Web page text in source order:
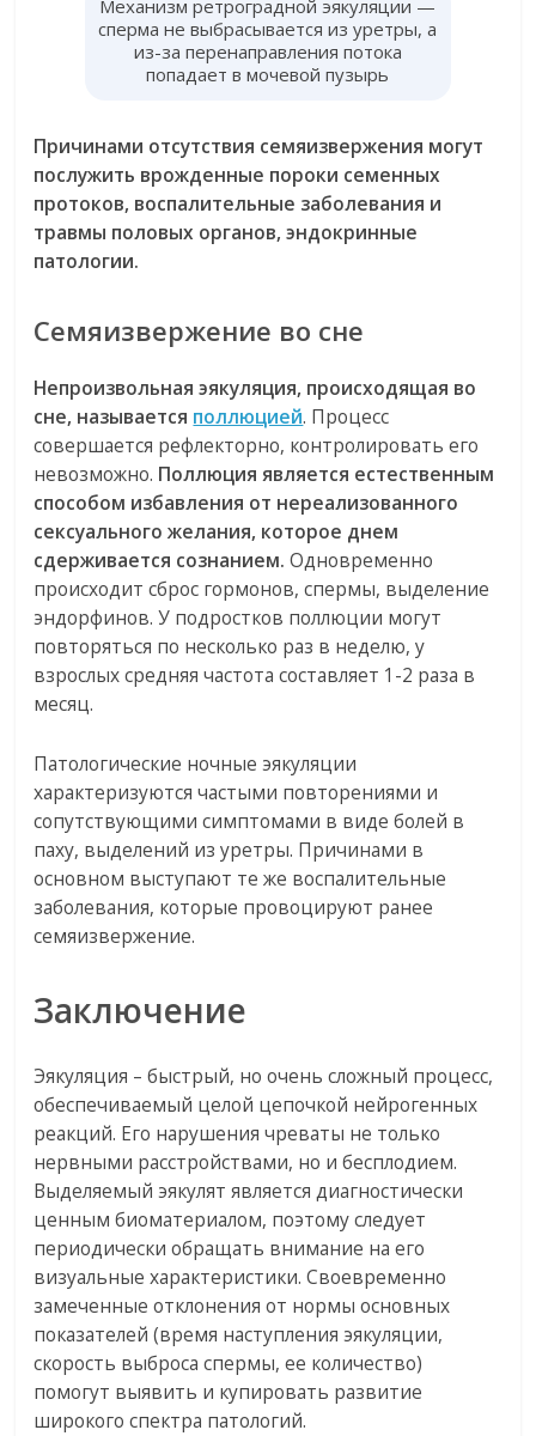
Механизм ретроградной эякуляции —
сперма не выбрасывается из уретры, а
из-за перенаправления потока
попадает в мочевой пузырь
Причинами отсутствия семяизвержения могут
послужить врожденные пороки семенных
протоков, воспалительные заболевания и
травмы половых органов, эндокринные
патологии.
Семяизвержение во сне
Непроизвольная эякуляция, происходящая во
сне, называется поллюцией. Процесс
совершается рефлекторно, контролировать его
невозможно. Поллюция является естественным
способом избавления от нереализованного
сексуального желания, которое днем
сдерживается сознанием. Одновременно
происходит сброс гормонов, спермы, выделение
эндорфинов. У подростков поллюции могут
повторяться по несколько раз в неделю, у
взрослых средняя частота составляет 1-2 раза в
месяц.
Патологические ночные эякуляции
характеризуются частыми повторениями и
сопутствующими симптомами в виде болей в
паху, выделений из уретры. Причинами в
основном выступают те же воспалительные
заболевания, которые провоцируют ранее
семяизвержение.
Заключение
Эякуляция – быстрый, но очень сложный процесс,
обеспечиваемый целой цепочкой нейрогенных
реакций. Его нарушения чреваты не только
нервными расстройствами, но и бесплодием.
Выделяемый эякулят является диагностически
ценным биоматериалом, поэтому следует
периодически обращать внимание на его
визуальные характеристики. Своевременно
замеченные отклонения от нормы основных
показателей (время наступления эякуляции,
скорость выброса спермы, ее количество)
помогут выявить и купировать развитие
широкого спектра патологий.